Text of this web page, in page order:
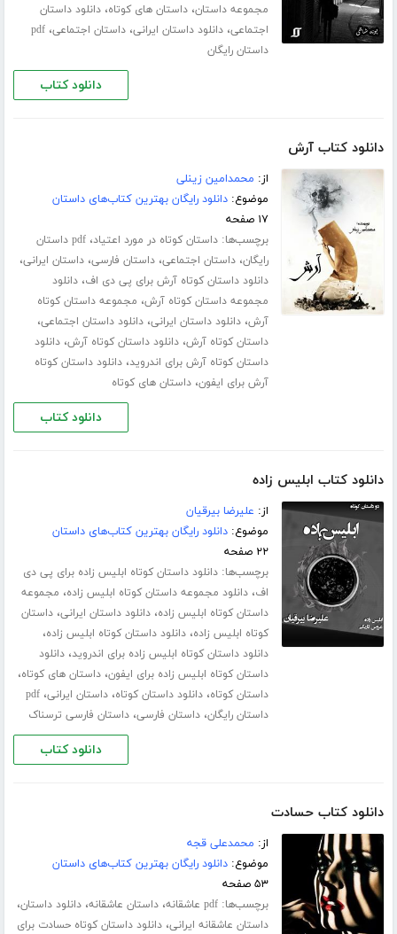
مجموعه داستان،داستان های کوتاه،دانلود داستان
اجتماعی،دانلود داستان ایرانی،داستان اجتماعی،pdf
داستان رایگان
دانلود کتاب
دانلود کتاب آرش
از: محمدامین زینلی
موضوع:دانلود رایگان بهترین کتاب‌های داستان
۱۷ صفحه
برچسب‌ها:داستان کوتاه در مورد اعتیاد،
pdf داستان
رایگان،داستان اجتماعی،داستان فارسی،داستان ایرانی،
دانلود داستان کوتاه آرش برای پی دی اف،دانلود
مجموعه داستان کوتاه آرش، مجموعه داستان کوتاه
آرش،دانلود داستان ایرانی،دانلود داستان اجتماعی،
داستان کوتاه آرش،دانلود داستان کوتاه آرش،دانلود
داستان کوتاه آرش برای اندروید،دانلود داستان کوتاه
آرش برای ایفون،داستان های کوتاه
دانلود کتاب
دانلود کتاب ابلیس زاده
از: علیرضا بیرقیان
موضوع:دانلود رایگان بهترین کتاب‌های داستان
۲۲ صفحه
برچسب‌ها:دانلود داستان کوتاه ابلیس زاده برای پی دی
اف،دانلود مجموعه داستان کوتاه ابلیس زاده، مجموعه
داستان کوتاه ابلیس زاده،دانلود داستان ایرانی،داستان
کوتاه ابلیس زاده،دانلود داستان کوتاه ابلیس زاده،
دانلود داستان کوتاه ابلیس زاده برای اندروید،دانلود
داستان کوتاه ابلیس زاده برای ایفون،داستان های کوتاه،
داستان کوتاه،دانلود داستان کوتاه،داستان ایرانی،pdf
داستان رایگان،داستان فارسی،داستان فارسی ترسناک
دانلود کتاب
دانلود کتاب حسادت
از: محمدعلی قجه
موضوع:دانلود رایگان بهترین کتاب‌های داستان
۵۳ صفحه
برچسب‌ها:pdf عاشقانه ،داستان عاشقانه،دانلود داستان،
داستان عاشقانه ایرانی،دانلود داستان کوتاه حسادت برای